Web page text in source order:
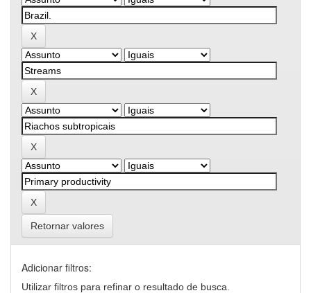
Retornar valores
Adicionar filtros:
Utilizar filtros para refinar o resultado de busca.